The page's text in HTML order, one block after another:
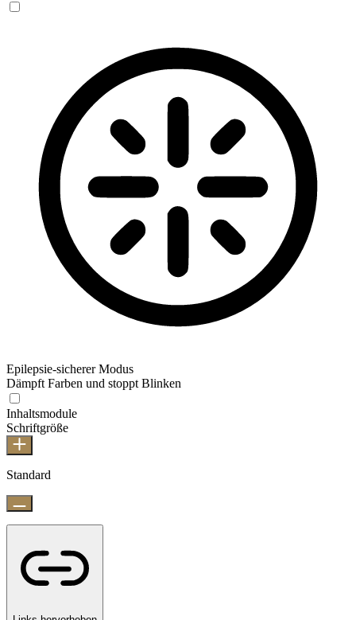
Epilepsie-sicherer Modus
Dämpft Farben und stoppt Blinken
Inhaltsmodule
Schriftgröße
Standard